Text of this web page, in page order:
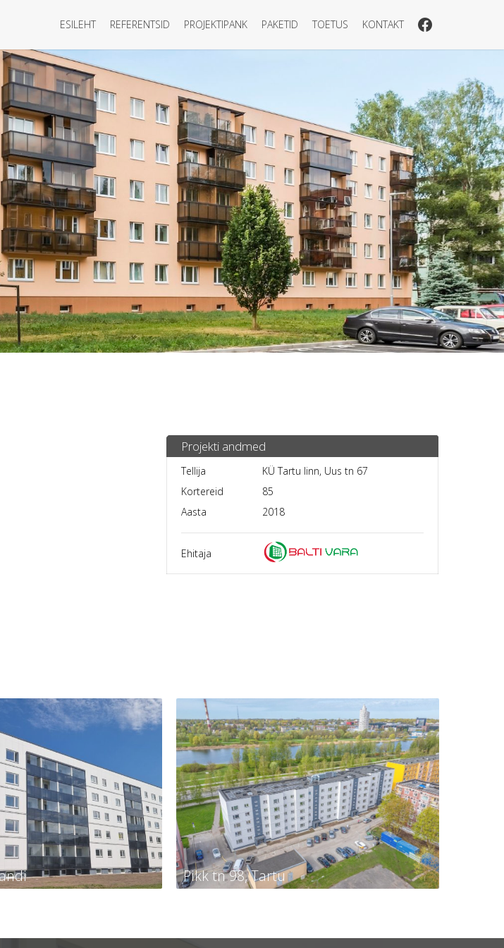
ESILEHT REFERENTSID PROJEKTIPANK PAKETID TOETUS KONTAKT
Projekti andmed
Tellija
KÜ Tartu linn, Uus tn 67
Kortereid
85
Aasta
2018
Ehitaja
Pikk tn 98, Tartu